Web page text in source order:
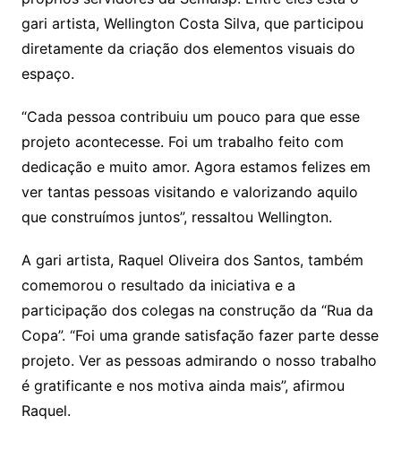
gari artista, Wellington Costa Silva, que participou
diretamente da criação dos elementos visuais do
espaço.
“Cada pessoa contribuiu um pouco para que esse
projeto acontecesse. Foi um trabalho feito com
dedicação e muito amor. Agora estamos felizes em
ver tantas pessoas visitando e valorizando aquilo
que construímos juntos”, ressaltou Wellington.
A gari artista, Raquel Oliveira dos Santos, também
comemorou o resultado da iniciativa e a
participação dos colegas na construção da “Rua da
Copa”. “Foi uma grande satisfação fazer parte desse
projeto. Ver as pessoas admirando o nosso trabalho
é gratificante e nos motiva ainda mais”, afirmou
Raquel.